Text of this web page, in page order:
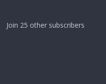
Join 25 other subscribers